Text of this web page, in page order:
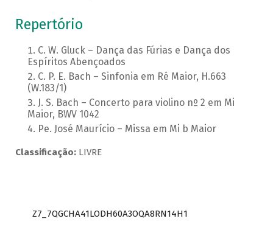
Repertório
C. W. Gluck – Dança das Fúrias e Dança dos
Espíritos Abençoados
C. P. E. Bach – Sinfonia em Ré Maior, H.663
(W.183/1)
J. S. Bach – Concerto para violino nº 2 em Mi
Maior, BWV 1042
Pe. José Maurício – Missa em Mi b Maior
Classificação:LIVRE
Z7_7QGCHA41LODH60A3OQA8RN14H1